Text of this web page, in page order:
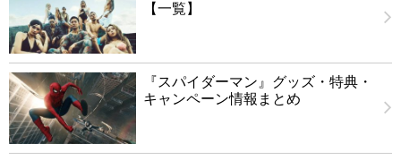
【一覧】
『スパイダーマン』グッズ・特典・
キャンペーン情報まとめ